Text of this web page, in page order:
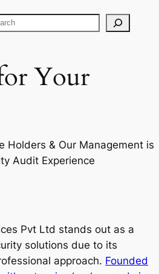
Your
Holders & Our Management is
Audit Experience
Pvt Ltd stands out as a
solutions due to its
approach. Founded